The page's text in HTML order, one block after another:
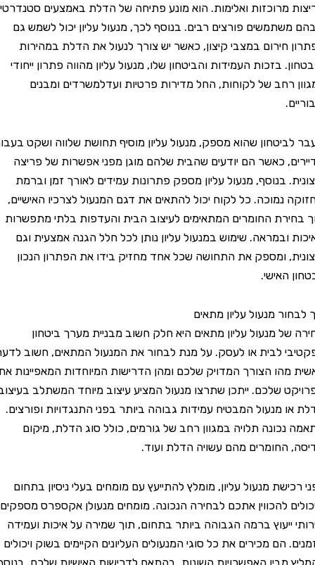
מרוכזות ואלימות. הוא מונע פתיחה של הדלת באמצעים סטנדרטיים
פורצים רבים. בנוסף לכך, מנעול עליון יכול לשמש גם
במצבי קיצון, כאשר יש צורך לנעול את הדלת במהירות
בזכות העמידות והביטחון שלו, מנעול עליון מהווה פתרון ייחודי
של לקוחות, החל מדירות פרטיות ועדלמשרדים ומבנים
שהוא מספק, מנעול עליון מוסיף תחושת שלווה ושקט בעבור
כאשר הם יודעים שהבית שלהם מוגן מפני אפשרות של פריצה
בנוסף, מנעול עליון מספק פתרונות עמידים לאורך זמן וברמת
כל לקוח יכול להתאים את דגם המנעול לצרכיו האישיים,
החומרים המתאימים לעיצוב הבית והעדפות בלתי מתפשרות
שימוש במנעול עליון נותן לכל חלל הגנה אמצעית וגם
ומספק את התחושה שכל אחד מחזיק בידו את הפתרון הנכון
מנעול עליון מתאים
מנעול עליון מתאים היא חלק חשוב מבניית מערך ביטחון
לבית או לעסק. על מנת לבחור את המנעול המתאים, חשוב לדעת
הצורך המדויק שלכם ומהן הדרישות המיוחדות המאפיינות את
שלכם. ייתכן שתרצו מנעול המציע עיצוב מיוחד המשתלב בעיצוב
מנעול המבטיח עמידות גבוהה ביותר בפני התנגדויות ופורצים.
תלויה במגוון רחב של גורמים, כולל סוג הדלת, מיקום
מהם עשויה הדלת ועוד.
מנעול עליון, מומלץ להתייעץ עם מומחים בעלי ניסיון בתחום
להכווין אתכם לבחירה הנכונה. מומחים מנעולן אקספרס מספקים
ברמה הגבוהה ביותר בתחום, תוך שמירה על איכות ועמידה
מכירים את כל סוגי המנעולים העליונים הקיימים בשוק ויכולים